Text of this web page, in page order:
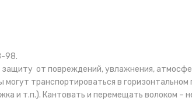
98.
от повреждений, увлажнения,
транспортироваться в горизонтальном
и т.п.). Кантовать и перемещать волоком –